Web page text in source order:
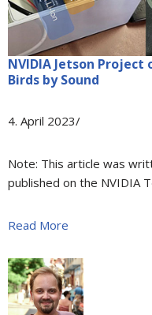
NVIDIA Jetson
Birds by Sound
4. April 2023/
Note: This article was
published on the NVIDIA
Read More